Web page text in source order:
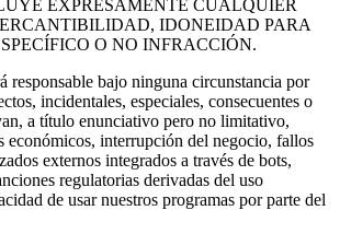
EXPRESAMENTE CUALQUIER
IDONEIDAD PARA
O NO INFRACCIÓN.
responsable bajo ninguna circunstancia por
incidentales, especiales, consecuentes o
a título enunciativo pero no limitativo,
económicos, interrupción del negocio, fallos
externos integrados a través de bots,
regulatorias derivadas del uso
de usar nuestros programas por parte del